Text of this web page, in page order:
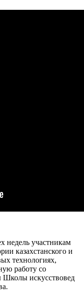
недель участникам
казахстанского и
технологиях,
работу со
Школы искусствовед